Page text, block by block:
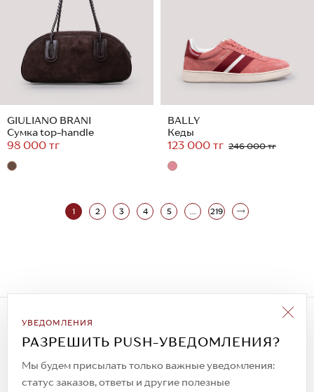
GIULIANO BRANI
Сумка top-handle
98 000 тг
BALLY
Кеды
123 000 тг 246 000 тг
1 2 3 4 5 ... 219
УВЕДОМЛЕНИЯ
РАЗРЕШИТЬ PUSH-УВЕДОМЛЕНИЯ?
Мы будем присылать только важные уведомления:
статус заказов, ответы и другие полезные
Подписаться на рассылку
Всегда будьте в курсе новых акций и
спецпредложений!